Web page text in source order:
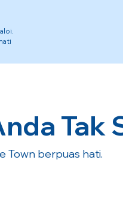
Tak
Town berpuas hati.